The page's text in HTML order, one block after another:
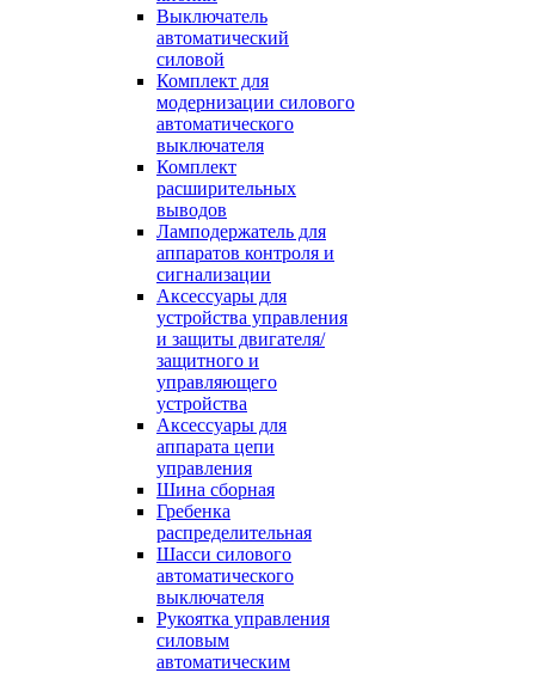
Выключатель
автоматический
силовой
Комплект для
модернизации силового
автоматического
выключателя
Комплект
расширительных
выводов
Ламподержатель для
аппаратов контроля и
сигнализации
Аксессуары для
устройства управления
и защиты двигателя/
защитного и
управляющего
устройства
Аксессуары для
аппарата цепи
управления
Шина сборная
Гребенка
распределительная
Шасси силового
автоматического
выключателя
Рукоятка управления
силовым
автоматическим